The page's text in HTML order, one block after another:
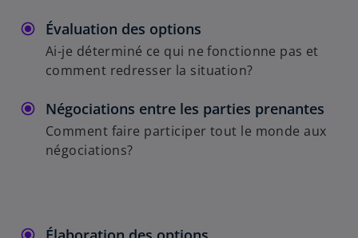
Évaluation des options
Ai-je déterminé ce qui ne fonctionne pas et
comment redresser la situation?
Négociations entre les parties prenantes
Comment faire participer tout le monde aux
négociations?